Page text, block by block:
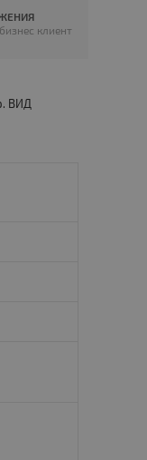
клиент
ВИД